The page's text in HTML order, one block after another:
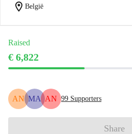
location_on België
Raised
€ 6,822
AN MA AN 99 Supporters
Share